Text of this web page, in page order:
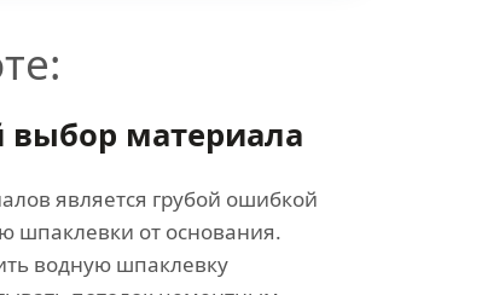
материала
является грубой ошибкой
шпаклевки от основания.
водную шпаклевку